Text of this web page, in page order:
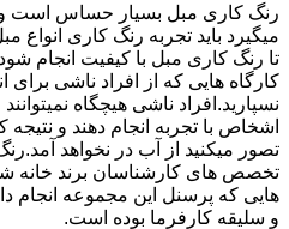
رنگ کاری مبل بسیار حساس است
میگیرد باید تجربه رنگ کاری انواع
تا رنگ کاری مبل با کیفیت انجام
کارگاه هایی که از افراد ناشی
نسپارید.افراد ناشی هیچگاه
اشخاص با تجربه انجام دهند و نتیجه
تصور میکنید از آب در نخواهد
تخصص های کارشناسان برند خانه
هایی که پرسنل این مجموعه انجام
و سلیقه کارفرما بوده است.